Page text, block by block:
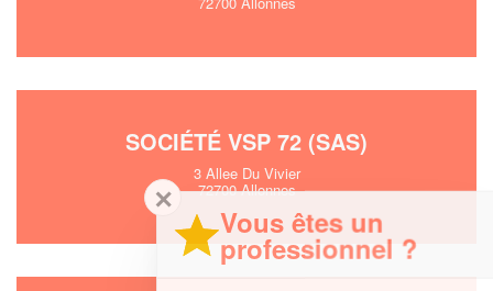
SOCIÉTÉ VSP 72 (SAS)
3 Allee Du Vivier
72700 Allonnes
Vous êtes un
professionnel ?